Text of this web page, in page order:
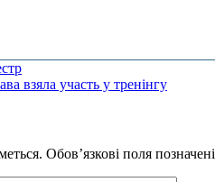
взяла участь у тренінгу
Обов’язкові поля позначені